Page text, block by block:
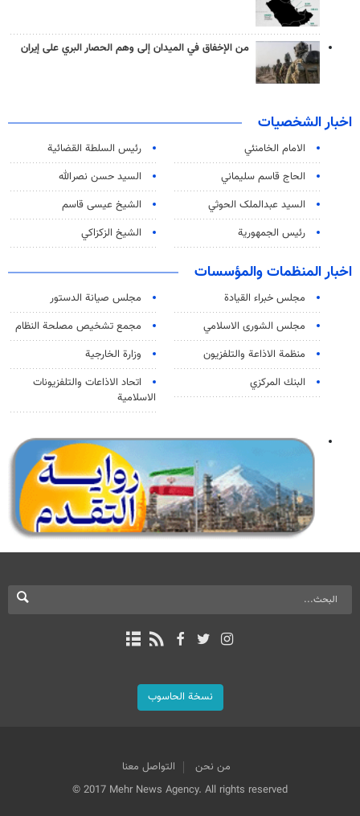
من الإخفاق في الميدان إلى وهم الحصار البري على إيران
اخبار الشخصيات
الامام الخامنئي
رئیس السلطة القضائیة
الحاج قاسم سليماني
السيد حسن نصرالله
السید عبدالملک الحوثي
الشيخ عيسى قاسم
رئيس الجمهورية
الشيخ الزكزاكي
اخبار المنظمات والمؤسسات
مجلس خبراء القيادة
مجلس صيانة الدستور
مجلس الشورى الاسلامي
مجمع تشخيص مصلحة النظام
منظمة الاذاعة والتلفزیون
وزارة الخارجية
البنك المركزي
اتحاد الاذاعات والتلفزيونات
الاسلامية
نسخة الحاسوب
من نحن
التواصل معنا
© 2017 Mehr News Agency. All rights reserved